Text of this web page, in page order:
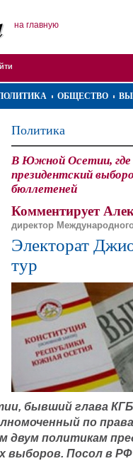
на главную
ОБЩЕСТВО
Политика
В Южной Осетии, где
президентский
бюллетеней
Комментирует
директор
Электорат
тур
бывший глава
по
двум политикам
выборов. Посол в